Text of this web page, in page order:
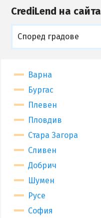
CrediLend на сайта
Според градове
Варна
Бургас
Плевен
Пловдив
Стара Загора
Сливен
Добрич
Шумен
Русе
София